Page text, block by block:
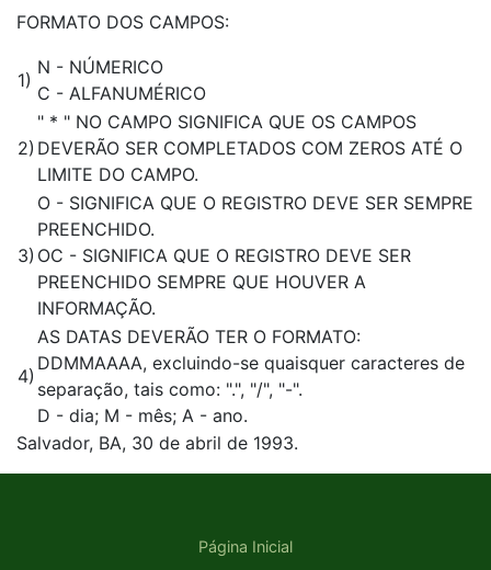
FORMATO DOS CAMPOS:
1)
N - NÚMERICO
C - ALFANUMÉRICO
2)
" * " NO CAMPO SIGNIFICA QUE OS CAMPOS
DEVERÃO SER COMPLETADOS COM ZEROS ATÉ O
LIMITE DO CAMPO.
3)
O - SIGNIFICA QUE O REGISTRO DEVE SER SEMPRE
PREENCHIDO.
OC - SIGNIFICA QUE O REGISTRO DEVE SER
PREENCHIDO SEMPRE QUE HOUVER A
INFORMAÇÃO.
4)
AS DATAS DEVERÃO TER O FORMATO:
DDMMAAAA, excluindo-se quaisquer caracteres de
separação, tais como: ".", "/", "-".
D - dia; M - mês; A - ano.
Salvador, BA, 30 de abril de 1993.
Página Inicial